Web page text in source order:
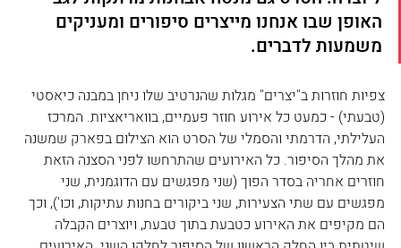
האופן שבו אנחנו מייצרים סיפורים ומעניקים
משמעות לדברים.
צפיות חוזרות ב"יצרים" מגלות שהנרטיב שלו ניחן במבנה כיאסטי
(טבעתי) - כמעט כל אירוע חוזר פעמיים, בוואריאציות. המרכז
העלילתי, הדרמתי והסמלי של הסרט הוא הצילום בפארק שמשנה
את מהלך הסיפור. כל האירועים שהתרחשו לפני הסצנה הזאת
חוזרים אחריה בסדר הפוך (שני מפגשים עם הדוגמנית, שני
מפגשים עם שתי הצעירות, שני ביקורים בחנות עתיקות, וכו'), וכך
הם מקיפים את האירוע כטבעת בתוך טבעת, ויוצרים הקבלה